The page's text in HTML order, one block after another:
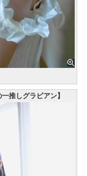
推しグラビアン】